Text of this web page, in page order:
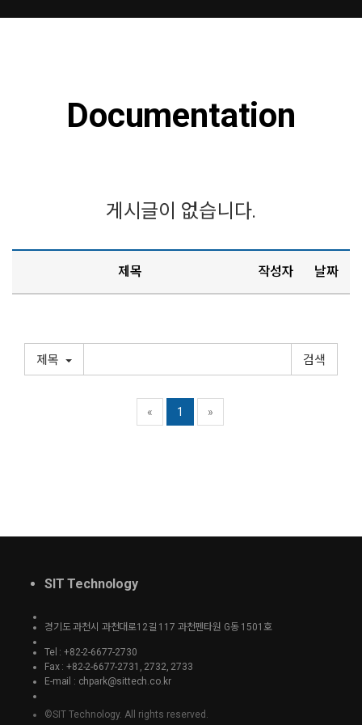
Documentation
게시글이 없습니다.
제목 작성자 날짜
« 1 »
제목
SIT Technology
경기도 과천시 과천대로12길 117 과천펜타원 G동 1501호
Tel : +82-2-6677-2730
Fax : +82-2-6677-2731, 2732, 2733
E-mail : chpark@sittech.co.kr
©SIT Technology. All rights reserved.